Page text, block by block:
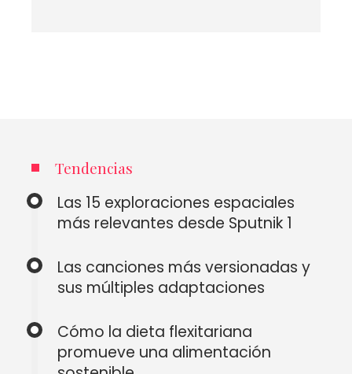
Tendencias
Las 15 exploraciones espaciales
más relevantes desde Sputnik 1
Las canciones más versionadas y
sus múltiples adaptaciones
Cómo la dieta flexitariana
promueve una alimentación